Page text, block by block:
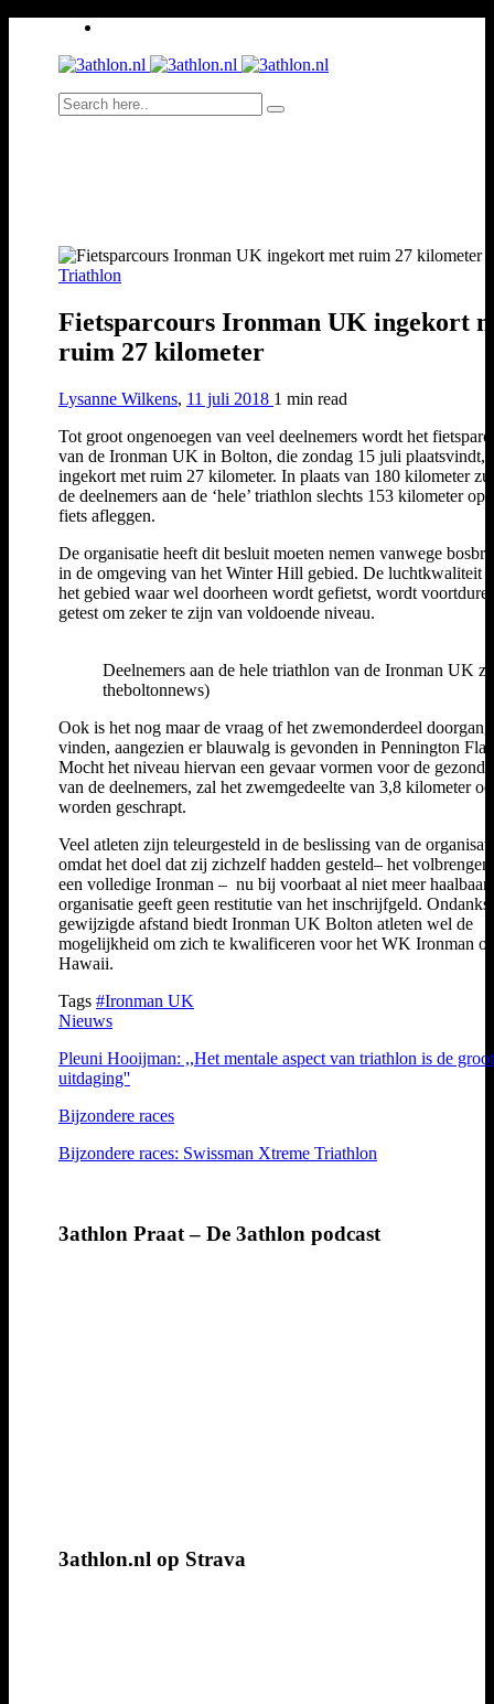
Triathlon
Fietsparcours Ironman UK ingekort
ruim 27 kilometer
Lysanne Wilkens, 11 juli 2018 1 min read
Tot groot ongenoegen van veel deelnemers wordt het
van de Ironman UK in Bolton, die zondag 15 juli plaatsvindt,
ingekort met ruim 27 kilometer. In plaats van 180 kilometer
de deelnemers aan de ‘hele’ triathlon slechts 153 kilometer op
fiets afleggen.
De organisatie heeft dit besluit moeten nemen vanwege
in de omgeving van het Winter Hill gebied. De luchtkwaliteit
het gebied waar wel doorheen wordt gefietst, wordt
getest om zeker te zijn van voldoende niveau.
Deelnemers aan de hele triathlon van de Ironman UK
theboltonnews)
Ook is het nog maar de vraag of het zwemonderdeel
vinden, aangezien er blauwalg is gevonden in Pennington
Mocht het niveau hiervan een gevaar vormen voor de
van de deelnemers, zal het zwemgedeelte van 3,8 kilometer
worden geschrapt.
Veel atleten zijn teleurgesteld in de beslissing van de
omdat het doel dat zij zichzelf hadden gesteld– het
een volledige Ironman – nu bij voorbaat al niet meer haalbaar
organisatie geeft geen restitutie van het inschrijfgeld. Ondanks
gewijzigde afstand biedt Ironman UK Bolton atleten wel de
mogelijkheid om zich te kwalificeren voor het WK Ironman
Hawaii.
Tags #Ironman UK
Nieuws
Pleuni Hooijman: ,,Het mentale aspect van triathlon is de
uitdaging''
Bijzondere races
Bijzondere races: Swissman Xtreme Triathlon
3athlon Praat – De 3athlon podcast
3athlon.nl op Strava